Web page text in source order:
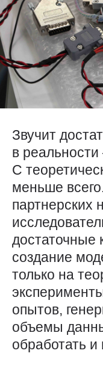
Звучит
в
С
меньше
партнерских
достаточные
создание
только на
опытов,
объемы
обработать и